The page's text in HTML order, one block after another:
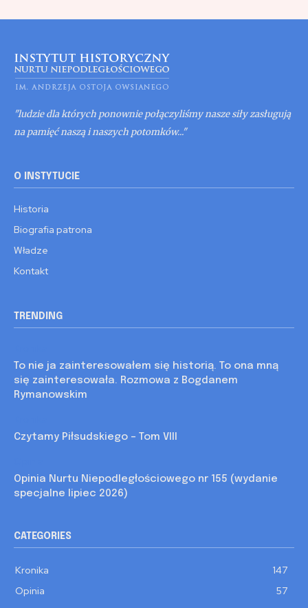
"ludzie dla których ponownie połączyliśmy nasze siły zasługują
na pamięć naszą i naszych potomków..."
O INSTYTUCIE
Historia
Biografia patrona
Władze
Kontakt
TRENDING
To nie ja zainteresowałem się historią. To ona mną
się zainteresowała. Rozmowa z Bogdanem
Rymanowskim
Czytamy Piłsudskiego – Tom VIII
Opinia Nurtu Niepodległościowego nr 155 (wydanie
specjalne lipiec 2026)
CATEGORIES
Kronika
147
Opinia
57